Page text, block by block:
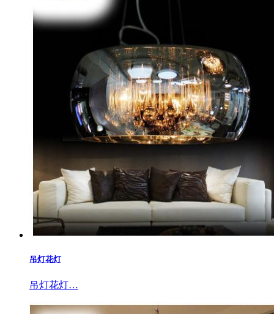
吊灯花灯
吊灯花灯…